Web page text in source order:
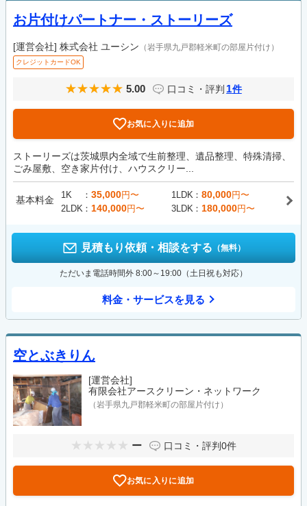
お片付けパートナー・ストーリーズ
[運営会社] 株式会社 ユーシン （岩手県九戸郡軽米町の部屋片付け）
クレジットカードOK
5.00 口コミ・評判 1件
お気に入りに追加
ストーリーズは茨城県内全域で生前整理、遺品整理、特殊清掃、
ごみ屋敷、空き家片付け、ハウスクリー...
基本料金 1K 35,000円〜 1LDK 80,000円〜
2LDK
140,000円〜 3LDK 180,000円〜
見積もり依頼・相談をする （無料）
ただいま電話時間外 8:00～19:00（土日祝も対応）
料金・サービスを見る
空とぶきりん
[運営会社]
有限会社アースクリーン・ネットワーク
（岩手県九戸郡軽米町の部屋片付け）
ー 口コミ・評判0件
お気に入りに追加